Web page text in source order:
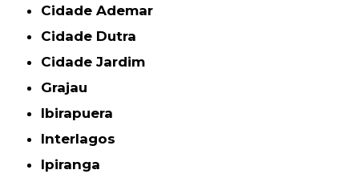
Cidade Ademar
Cidade Dutra
Cidade Jardim
Grajau
Ibirapuera
Interlagos
Ipiranga